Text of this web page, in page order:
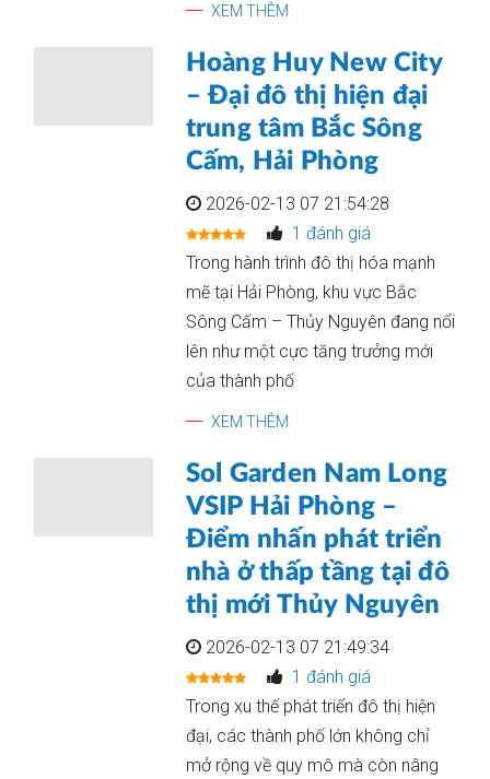
XEM THÊM
Hoàng Huy New City
– Đại đô thị hiện đại
trung tâm Bắc Sông
Cấm, Hải Phòng
2026-02-13 07 21:54:28
1 đánh giá
Trong hành trình đô thị hóa mạnh
mẽ tại Hải Phòng, khu vực Bắc
Sông Cấm – Thủy Nguyên đang nổi
lên như một cực tăng trưởng mới
của thành phố
XEM THÊM
Sol Garden Nam Long
VSIP Hải Phòng –
Điểm nhấn phát triển
nhà ở thấp tầng tại đô
thị mới Thủy Nguyên
2026-02-13 07 21:49:34
1 đánh giá
Trong xu thế phát triển đô thị hiện
đại, các thành phố lớn không chỉ
mở rộng về quy mô mà còn nâng